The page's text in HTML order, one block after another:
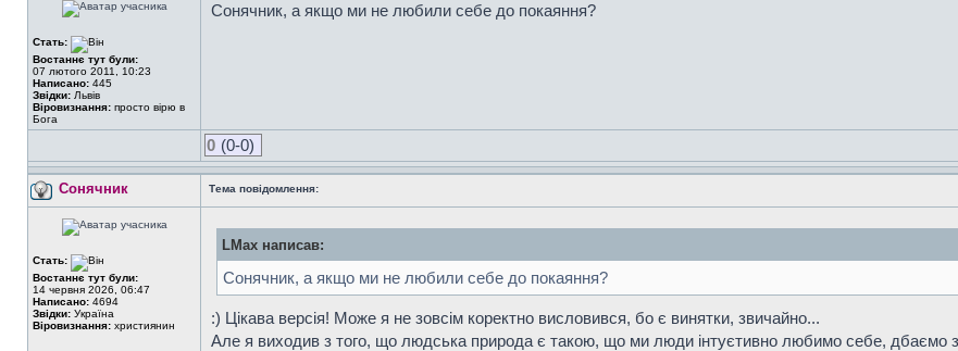
Стать:
Востаннє тут були:
07 лютого 2011, 10:23
Написано: 445
Звідки: Львів
Віровизнання: просто вірю в
Бога
Сонячник, а якщо ми не любили себе до покаяння?
0 (0-0)
Сонячник Тема повідомлення:
Стать:
Востаннє тут були:
14 червня 2026, 06:47
Написано: 4694
Звідки: Україна
Віровизнання: християнин
LMax написав:
Сонячник, а якщо ми не любили себе до покаяння?
:) Цікава версія! Може я не зовсім коректно висловився, бо є винятки, звичайно...
Але я виходив з того, що людська природа є такою, що ми люди інтуєтивно любимо себе, дбаємо